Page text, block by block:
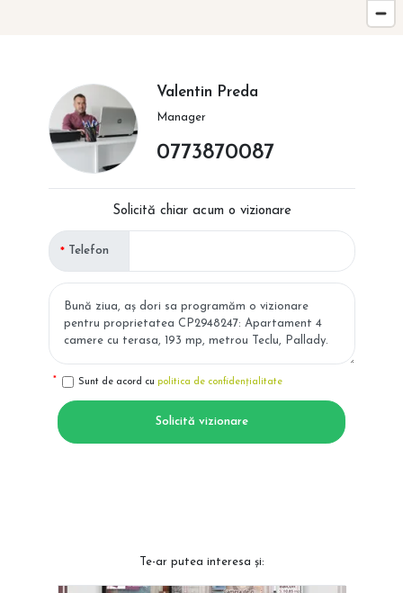
Valentin Preda
Manager
0773870087
Solicită chiar acum o vizionare
Telefon
Sunt de acord cu politica de confidențialitate
Solicită vizionare
Te-ar putea interesa și: